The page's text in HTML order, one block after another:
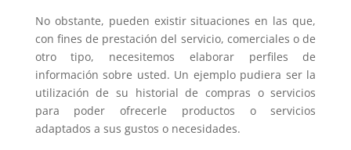
No obstante, pueden existir situaciones en las que,
con fines de prestación del servicio, comerciales o de
otro tipo, necesitemos elaborar perfiles de
información sobre usted. Un ejemplo pudiera ser la
utilización de su historial de compras o servicios
para poder ofrecerle productos o servicios
adaptados a sus gustos o necesidades.